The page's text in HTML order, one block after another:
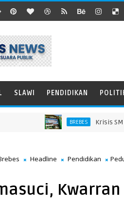
SLAWI PENDIDIKAN
BREBES Krisis SMK
Headline Pendidikan